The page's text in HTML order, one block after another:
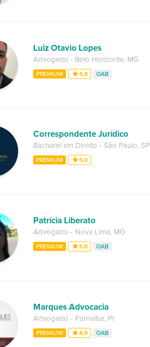
Luiz Otavio Lopes
Advogado - Belo Horizonte, MG
PREMIUM 4,9 OAB
Correspondente Jurídico
Bacharel em Direito - São Paulo, SP
PREMIUM 5,0
Patrícia Liberato
Advogado - Nova Lima, MG
PREMIUM 5,0 OAB
Marques Advocacia
Advogado - Parnaíba, PI
PREMIUM 4,9 OAB